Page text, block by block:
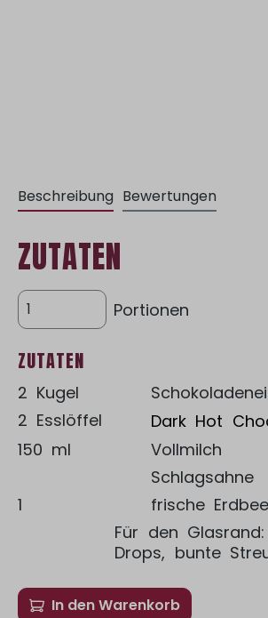
Beschreibung Bewertungen
ZUTATEN
Portionen
ZUTATEN
2 Kugel
2 Esslöffel
Dark Hot
150 ml
Vollmilch
Schlagsahne
1
frische
Für den
Drops, bunte
In den Warenkorb